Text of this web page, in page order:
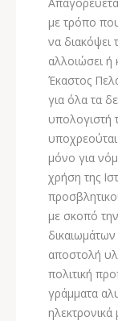
με τρόπο
να
αλλοιώσει ή
Έκαστος
για όλα τα
υπολογιστή
μόνο για
χρήση της
με σκοπό
αποστολή
πολιτική
γράμματα